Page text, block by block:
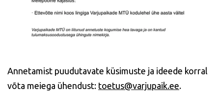
Annetamist puudutavate küsimuste ja ideede korral
võta meiega ühendust: toetus@varjupaik.ee.